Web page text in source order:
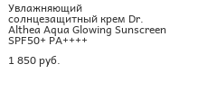
Увлажняющий
солнцезащитный крем Dr.
Althea Aqua Glowing Sunscreen
SPF50+ PA++++
1 850 pуб.